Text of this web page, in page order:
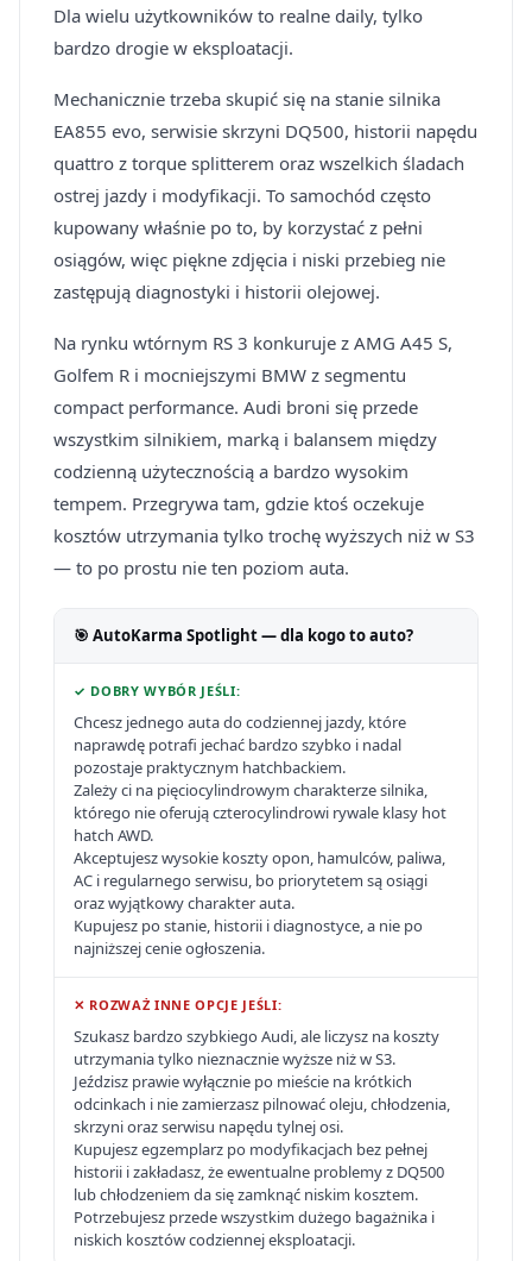
Dla wielu użytkowników to realne daily, tylko
bardzo drogie w eksploatacji.
Mechanicznie trzeba skupić się na stanie silnika
EA855 evo, serwisie skrzyni DQ500, historii napędu
quattro z torque splitterem oraz wszelkich śladach
ostrej jazdy i modyfikacji. To samochód często
kupowany właśnie po to, by korzystać z pełni
osiągów, więc piękne zdjęcia i niski przebieg nie
zastępują diagnostyki i historii olejowej.
Na rynku wtórnym RS 3 konkuruje z AMG A45 S,
Golfem R i mocniejszymi BMW z segmentu
compact performance. Audi broni się przede
wszystkim silnikiem, marką i balansem między
codzienną użytecznością a bardzo wysokim
tempem. Przegrywa tam, gdzie ktoś oczekuje
kosztów utrzymania tylko trochę wyższych niż w S3
— to po prostu nie ten poziom auta.
🎯 AutoKarma Spotlight — dla kogo to auto?
✓ DOBRY WYBÓR JEŚLI:
Chcesz jednego auta do codziennej jazdy, które
naprawdę potrafi jechać bardzo szybko i nadal
pozostaje praktycznym hatchbackiem.
Zależy ci na pięciocylindrowym charakterze silnika,
którego nie oferują czterocylindrowi rywale klasy hot
hatch AWD.
Akceptujesz wysokie koszty opon, hamulców, paliwa,
AC i regularnego serwisu, bo priorytetem są osiągi
oraz wyjątkowy charakter auta.
Kupujesz po stanie, historii i diagnostyce, a nie po
najniższej cenie ogłoszenia.
✕ ROZWAŻ INNE OPCJE JEŚLI:
Szukasz bardzo szybkiego Audi, ale liczysz na koszty
utrzymania tylko nieznacznie wyższe niż w S3.
Jeździsz prawie wyłącznie po mieście na krótkich
odcinkach i nie zamierzasz pilnować oleju, chłodzenia,
skrzyni oraz serwisu napędu tylnej osi.
Kupujesz egzemplarz po modyfikacjach bez pełnej
historii i zakładasz, że ewentualne problemy z DQ500
lub chłodzeniem da się zamknąć niskim kosztem.
Potrzebujesz przede wszystkim dużego bagażnika i
niskich kosztów codziennej eksploatacji.